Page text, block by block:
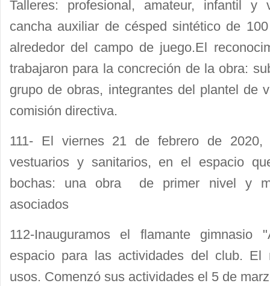
Talleres: profesional, amateur, infantil y
cancha auxiliar de césped sintético de
alrededor del campo de juego.El
trabajaron para la concreción de la obra:
grupo de obras, integrantes del plantel de
comisión directiva.
111- El viernes 21 de febrero de 2020,
vestuarios y sanitarios, en el espacio
bochas: una obra de primer nivel y
asociados
112-Inauguramos el flamante gimnasio
espacio para las actividades del club. El
usos. Comenzó sus actividades el 5 de